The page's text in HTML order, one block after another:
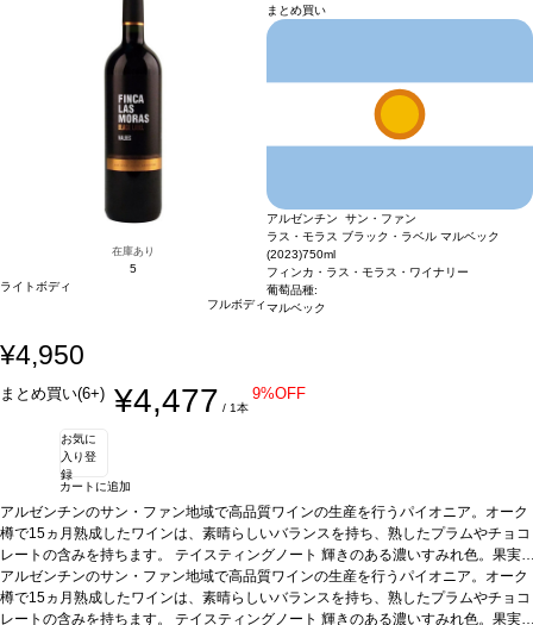
在庫あり
5
ライトボディ
フルボディ
まとめ買い
アルゼンチン サン・ファン
ラス・モラス ブラック・ラベル マルベック
(2023)750ml
フィンカ・ラス・モラス・ワイナリー
葡萄品種:
マルベック
¥4,950
まとめ買い(6+) ¥4,477 / 1本
9%OFF
お気に
入り登
録
カートに追加
アルゼンチンのサン・ファン地域で高品質ワインの生産を行うパイオニア。オーク
樽で15ヵ月熟成したワインは、素晴らしいバランスを持ち、熟したプラムやチョコ
レートの含みを持ちます。 テイスティングノート 輝きのある濃いすみれ色。果実
とウッディさの見事なバランスを表している。熟したプラム、焙煎コーヒー、チョ
コレートを含み味わいが広がり、しっかりとしたストラクチャーを持ち、タンニン
は滑らかでとても柔らかい。合う料理肉料理やバーベキュー肉、ハードチーズな
アルゼンチンのサン・ファン地域で高品質ワインの生産を行うパイオニア。オーク
樽で15ヵ月熟成したワインは、素晴らしいバランスを持ち、熟したプラムやチョコ
レートの含みを持ちます。 テイスティングノート 輝きのある濃いすみれ色。果実